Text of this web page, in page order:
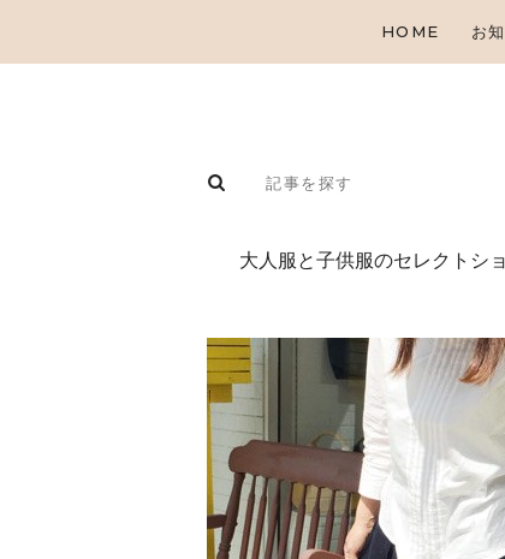
HOME お
⼤⼈服と⼦供服のセレクトシ